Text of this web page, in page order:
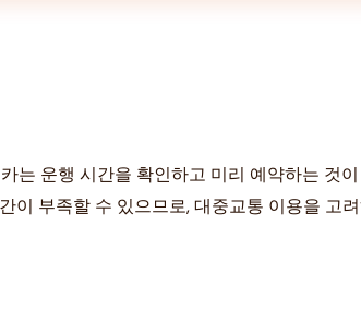
는 운행 시간을 확인하고 미리 예약하는 것
부족할 수 있으므로, 대중교통 이용을 고